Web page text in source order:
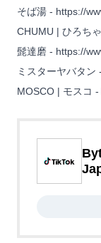
そば湯 - https://
CHUMU | ひろち
髭達磨 - https://
ミスターヤバタン -
MOSCO | モスコ -